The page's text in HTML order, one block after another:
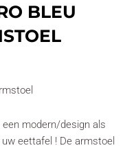
BLEU
modern/design als
eettafel ! De armstoel